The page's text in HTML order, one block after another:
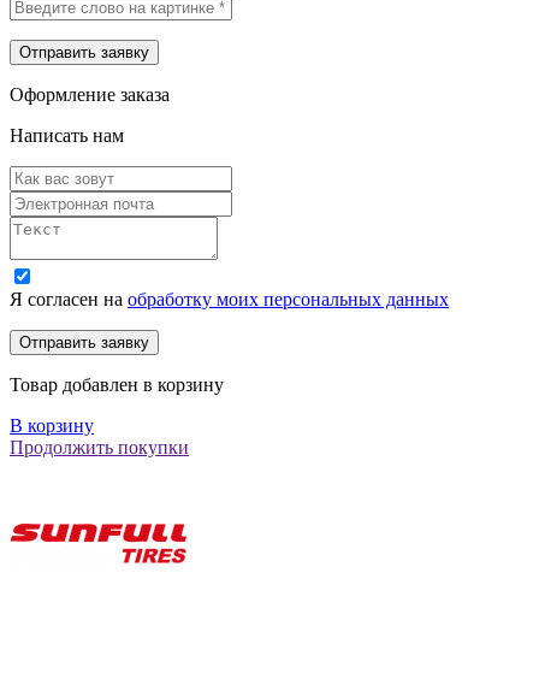
Оформление заказа
Написать нам
Я согласен на обработку моих персональных данных
Товар добавлен в корзину
В корзину
Продолжить покупки